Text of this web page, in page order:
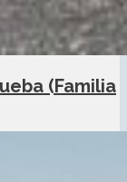
(Familia